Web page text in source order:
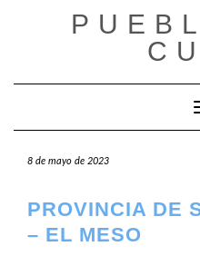
8 de mayo de 2023
PROVINCIA DE
– EL MESO